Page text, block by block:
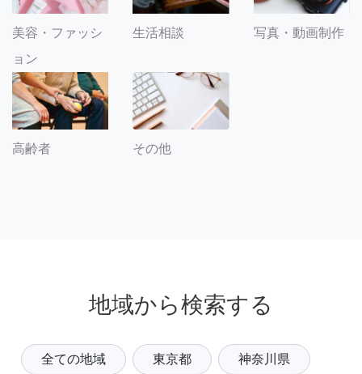
美容・ファッシ
ョン
生活相談 写真・動画制作
高齢者 その他
地域から検索する
全ての地域 東京都 神奈川県